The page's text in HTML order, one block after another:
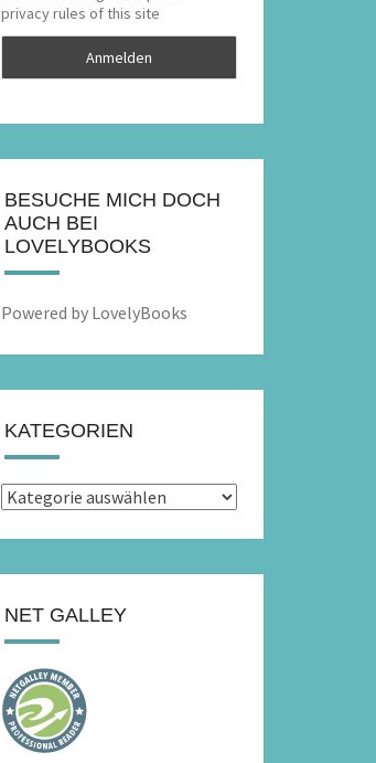
privacy rules of this site
BESUCHE MICH DOCH
AUCH BEI
LOVELYBOOKS
Powered by LovelyBooks
KATEGORIEN
Kategorien
NET GALLEY